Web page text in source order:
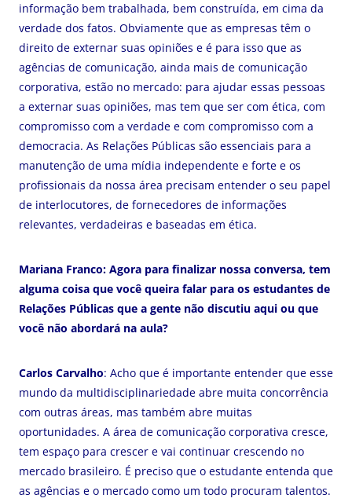
informação bem trabalhada, bem construída, em cima da
verdade dos fatos. Obviamente que as empresas têm o
direito de externar suas opiniões e é para isso que as
agências de comunicação, ainda mais de comunicação
corporativa, estão no mercado: para ajudar essas pessoas
a externar suas opiniões, mas tem que ser com ética, com
compromisso com a verdade e com compromisso com a
democracia. As Relações Públicas são essenciais para a
manutenção de uma mídia independente e forte e os
profissionais da nossa área precisam entender o seu papel
de interlocutores, de fornecedores de informações
relevantes, verdadeiras e baseadas em ética.
Mariana Franco: Agora para finalizar nossa conversa, tem
alguma coisa que você queira falar para os estudantes de
Relações Públicas que a gente não discutiu aqui ou que
você não abordará na aula?
Carlos Carvalho: Acho que é importante entender que esse
mundo da multidisciplinariedade abre muita concorrência
com outras áreas, mas também abre muitas
oportunidades. A área de comunicação corporativa cresce,
tem espaço para crescer e vai continuar crescendo no
mercado brasileiro. É preciso que o estudante entenda que
as agências e o mercado como um todo procuram talentos.